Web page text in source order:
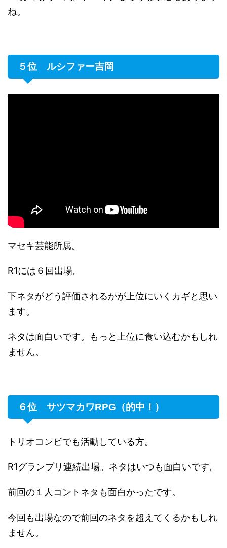
ね。
５位 ルシファー吉岡
マセキ芸能所属。
R1には６回出場。
下ネタがどう評価されるかが上位にいくカギと思い
ます。
ネタは面白いです。もっと上位に食い込むかもしれ
ません。
６位 サツマカワRPG（的中！）
トリオコンビでも活動している方。
R1グランプリ連続出場。ネタはいつも面白いです。
前回の１人コントネタも面白かったです。
今回も出場なので前回のネタを超えてくるかもしれ
ません。